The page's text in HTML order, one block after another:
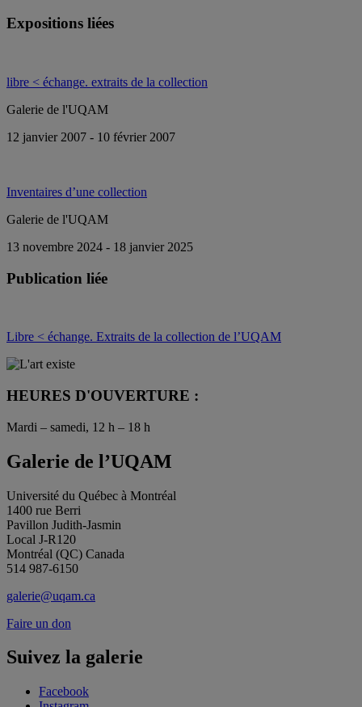
Expositions liées
libre < échange. extraits de la collection
Galerie de l'UQAM
12 janvier 2007 - 10 février 2007
Inventaires d’une collection
Galerie de l'UQAM
13 novembre 2024 - 18 janvier 2025
Publication liée
Libre < échange. Extraits de la collection de l’UQAM
HEURES D'OUVERTURE :
Mardi – samedi, 12 h – 18 h
Galerie de l’UQAM
Université du Québec à Montréal
1400 rue Berri
Pavillon Judith-Jasmin
Local J-R120
Montréal (QC) Canada
514 987-6150
galerie@uqam.ca
Faire un don
Suivez la galerie
Facebook